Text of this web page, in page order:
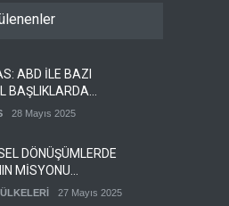
EBU
İSRAİL ORDUSU
ASKERLERİ GÖREVE
REJİM 27 Mayıs 2025
ABD İLE BAZI
BAŞLIKLARDA
VARDIK
28 Mayıs 2025
DÖNÜŞÜMLERDE
MİSYONU
27 Mayıs 2025